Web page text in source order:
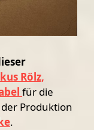
Rölz,
für die
Produktion
.